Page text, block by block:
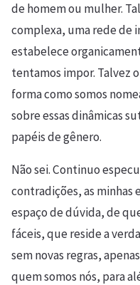
de homem ou mulher.
complexa, uma rede de
estabelece
tentamos impor. Talvez
forma como somos
sobre essas dinâmicas
papéis de gênero.
Não sei. Continuo
contradições, as minhas
espaço de dúvida, de
fáceis, que reside a
sem novas regras,
quem somos nós, para